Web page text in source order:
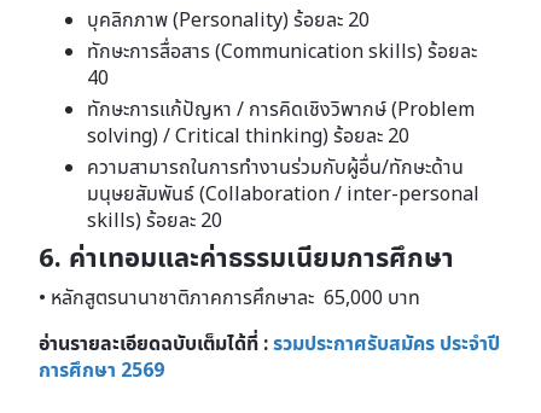
บุคลิกภาพ (Personality) ร้อยละ 20
ทักษะการสื่อสาร (Communication skills) ร้อยละ
40
ทักษะการแก้ปัญหา / การคิดเชิงวิพากษ์ (Problem
solving) / Critical thinking) ร้อยละ 20
ความสามารถในการทำงานร่วมกับผู้อื่น/ทักษะด้าน
มนุษยสัมพันธ์ (Collaboration / inter-personal
skills) ร้อยละ 20
6. ค่าเทอมและค่าธรรมเนียมการศึกษา
• หลักสูตรนานาชาติภาคการศึกษาละ 65,000 บาท
อ่านรายละเอียดฉบับเต็มได้ที่ :รวมประกาศรับสมัคร ประจำปี
การศึกษา 2569